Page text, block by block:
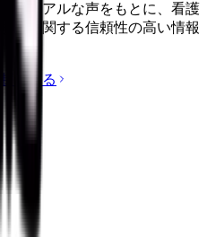
のリアルな声をもとに、看護
方に関する信頼性の高い情報
を見る